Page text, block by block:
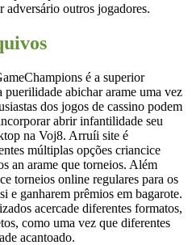
adversário outros jogadores.
é a superior
puerilidade abichar arame uma vez
dos jogos de cassino podem
abrir infantilidade seu
na Voj8. Arruíi site é
múltiplas opções criancice
an arame que torneios. Além
torneios online regulares para os
e ganharem prêmios em bagarote.
acercade diferentes formatos,
como uma vez que diferentes
acantoado.